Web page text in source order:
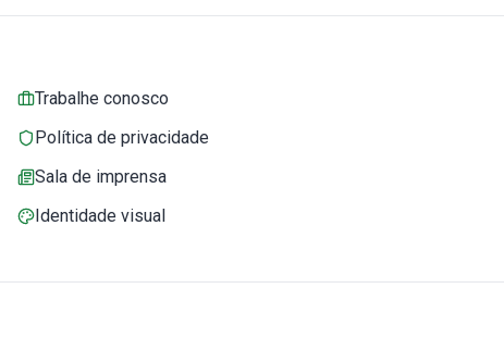
Trabalhe conosco
Política de privacidade
Sala de imprensa
Identidade visual